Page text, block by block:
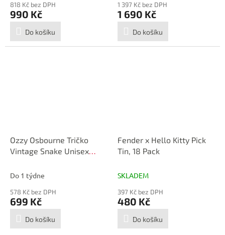
818 Kč bez DPH
990 Kč
Do košíku
1 397 Kč bez DPH
1 690 Kč
Do košíku
Ozzy Osbourne Tričko
Vintage Snake Unisex
Do 1 týdne
578 Kč bez DPH
699 Kč
Do košíku
Fender x Hello Kitty Pick
Tin, 18 Pack
SKLADEM
397 Kč bez DPH
480 Kč
Do košíku